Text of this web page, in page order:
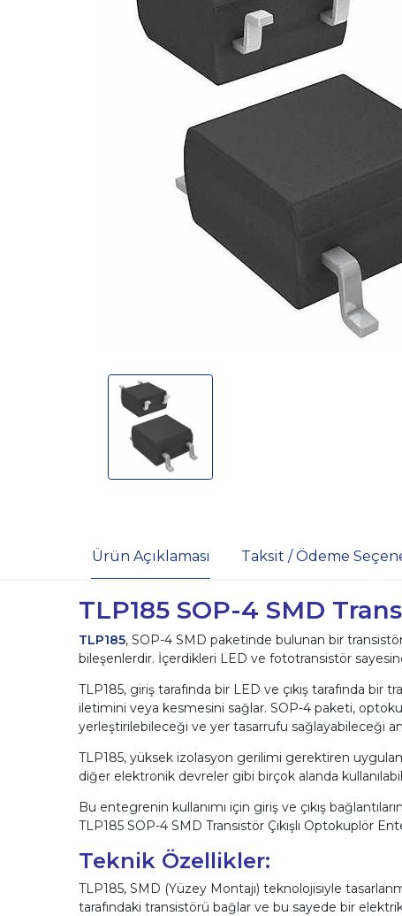
Ürün Açıklaması Taksit / Ödeme
TLP185 SOP-4 SMD
TLP185, SOP-4 SMD paketinde bulunan bir
bileşenlerdir. İçerdikleri LED ve fototransistör
TLP185, giriş tarafında bir LED ve çıkış tarafında
iletimini veya kesmesini sağlar. SOP-4 paketi,
yerleştirilebileceği ve yer tasarrufu sağlayabileceği
TLP185, yüksek izolasyon gerilimi gerektiren
diğer elektronik devreler gibi birçok alanda
Bu entegrenin kullanımı için giriş ve çıkış
TLP185 SOP-4 SMD Transistör Çıkışlı Optokuplör
Teknik Özellikler:
TLP185, SMD (Yüzey Montajı) teknolojisiyle
tarafındaki transistörü bağlar ve bu sayede bir